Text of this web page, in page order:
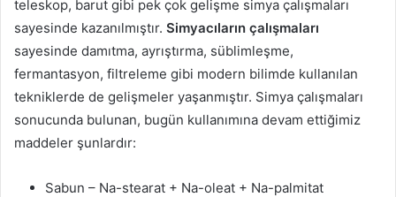
teleskop, barut gibi pek çok gelişme simya çalışmaları
sayesinde kazanılmıştır. Simyacıların çalışmaları
sayesinde damıtma, ayrıştırma, süblimleşme,
fermantasyon, filtreleme gibi modern bilimde kullanılan
tekniklerde de gelişmeler yaşanmıştır. Simya çalışmaları
sonucunda bulunan, bugün kullanımına devam ettiğimiz
maddeler şunlardır:
Sabun – Na-stearat + Na-oleat + Na-palmitat